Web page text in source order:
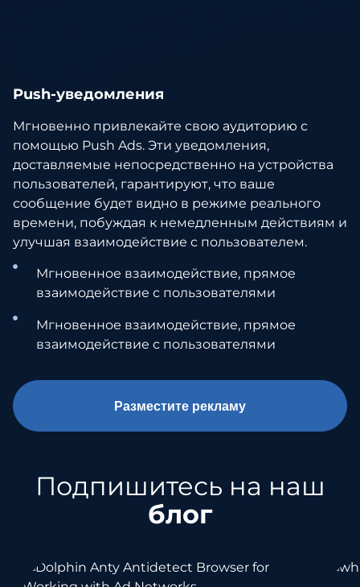
Push-уведомления
Мгновенно привлекайте свою аудиторию с
помощью Push Ads. Эти уведомления,
доставляемые непосредственно на устройства
пользователей, гарантируют, что ваше
сообщение будет видно в режиме реального
времени, побуждая к немедленным действиям и
улучшая взаимодействие с пользователем.
Мгновенное взаимодействие, прямое
взаимодействие с пользователями
Мгновенное взаимодействие, прямое
взаимодействие с пользователями
Разместите рекламу
Подпишитесь на наш
блог